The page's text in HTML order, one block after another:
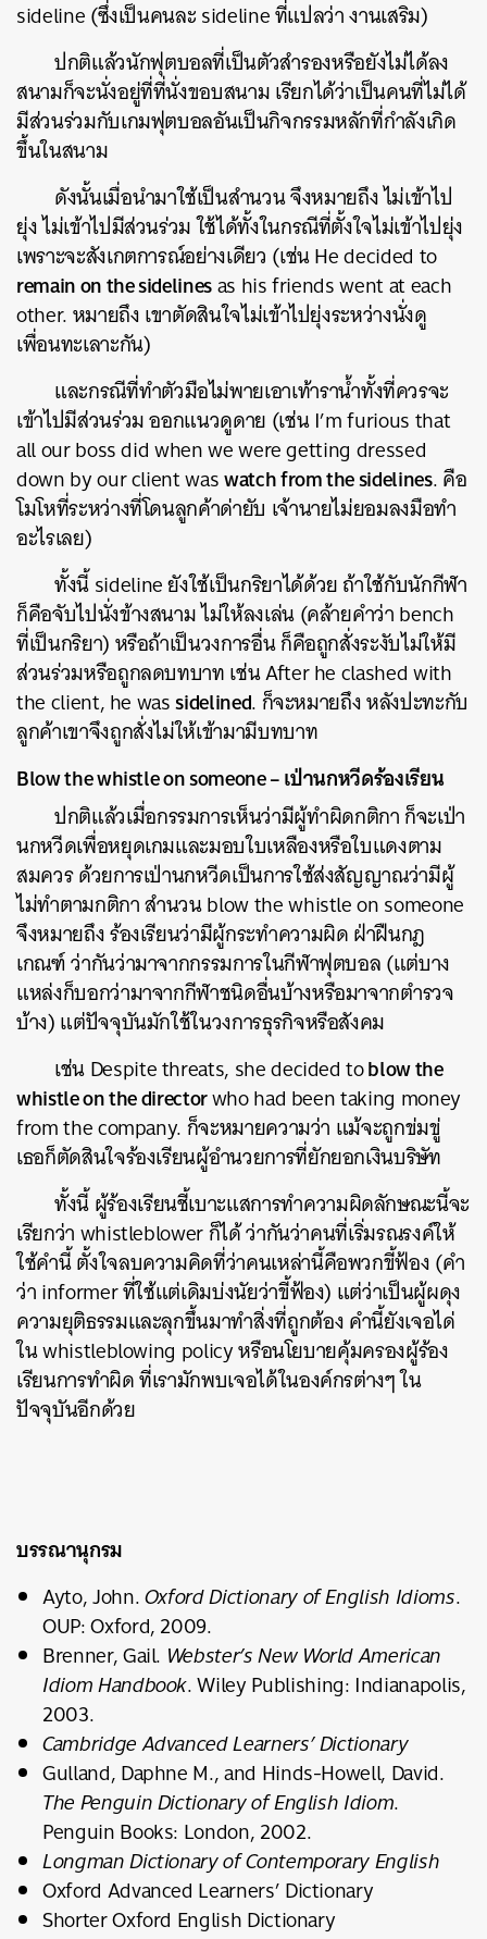
sideline (ซึ่งเป็นคนละ sideline ที่แปลว่า งานเสริม)
ปกติแล้วนักฟุตบอลที่เป็นตัวสำรองหรือยังไม่ได้ลง
สนามก็จะนั่งอยู่ที่ที่นั่งขอบสนาม เรียกได้ว่าเป็นคนที่ไม่ได้
มีส่วนร่วมกับเกมฟุตบอลอันเป็นกิจกรรมหลักที่กำลังเกิด
ขึ้นในสนาม
ดังนั้นเมื่อนำมาใช้เป็นสำนวน จึงหมายถึง ไม่เข้าไป
ยุ่ง ไม่เข้าไปมีส่วนร่วม ใช้ได้ทั้งในกรณีที่ตั้งใจไม่เข้าไปยุ่ง
เพราะจะสังเกตการณ์อย่างเดียว (เช่น He decided to
remain on the sidelinesas his friends went at each
other. หมายถึง เขาตัดสินใจไม่เข้าไปยุ่งระหว่างนั่งดู
เพื่อนทะเลาะกัน)
และกรณีที่ทำตัวมือไม่พายเอาเท้าราน้ำทั้งที่ควรจะ
เข้าไปมีส่วนร่วม ออกแนวดูดาย (เช่น I’m furious that
all our boss did when we were getting dressed
down by our client waswatch from the sidelines. คือ
โมโหที่ระหว่างที่โดนลูกค้าด่ายับ เจ้านายไม่ยอมลงมือทำ
อะไรเลย)
ทั้งนี้ sideline ยังใช้เป็นกริยาได้ด้วย ถ้าใช้กับนักกีฬา
ก็คือจับไปนั่งข้างสนาม ไม่ให้ลงเล่น (คล้ายคำว่า bench
ที่เป็นกริยา) หรือถ้าเป็นวงการอื่น ก็คือถูกสั่งระงับไม่ให้มี
ส่วนร่วมหรือถูกลดบทบาท เช่น After he clashed with
the client, he wassidelined. ก็จะหมายถึง หลังปะทะกับ
ลูกค้าเขาจึงถูกสั่งไม่ให้เข้ามามีบทบาท
Blow the whistle on someone – เป่านกหวีดร้องเรียน
ปกติแล้วเมื่อกรรมการเห็นว่ามีผู้ทำผิดกติกา ก็จะเป่า
นกหวีดเพื่อหยุดเกมและมอบใบเหลืองหรือใบแดงตาม
สมควร ด้วยการเป่านกหวีดเป็นการใช้ส่งสัญญาณว่ามีผู้
ไม่ทำตามกติกา สำนวน blow the whistle on someone
จึงหมายถึง ร้องเรียนว่ามีผู้กระทำความผิด ฝ่าฝืนกฎ
เกณฑ์ ว่ากันว่ามาจากกรรมการในกีฬาฟุตบอล (แต่บาง
แหล่งก็บอกว่ามาจากกีฬาชนิดอื่นบ้างหรือมาจากตำรวจ
บ้าง) แต่ปัจจุบันมักใช้ในวงการธุรกิจหรือสังคม
เช่น Despite threats, she decided toblow the
whistle on the directorwho had been taking money
from the company. ก็จะหมายความว่า แม้จะถูกข่มขู่
เธอก็ตัดสินใจร้องเรียนผู้อำนวยการที่ยักยอกเงินบริษัท
ทั้งนี้ ผู้ร้องเรียนชี้เบาะแสการทำความผิดลักษณะนี้จะ
เรียกว่า whistleblower ก็ได้ ว่ากันว่าคนที่เริ่มรณรงค์ให้
ใช้คำนี้ ตั้งใจลบความคิดที่ว่าคนเหล่านี้คือพวกขี้ฟ้อง (คำ
ว่า informer ที่ใช้แต่เดิมบ่งนัยว่าขี้ฟ้อง) แต่ว่าเป็นผู้ผดุง
ความยุติธรรมและลุกขึ้นมาทำสิ่งที่ถูกต้อง คำนี้ยังเจอได่
ใน whistleblowing policy หรือนโยบายคุ้มครองผู้ร้อง
เรียนการทำผิด ที่เรามักพบเจอได้ในองค์กรต่างๆ ใน
ปัจจุบันอีกด้วย
บรรณานุกรม
Ayto, John.Oxford Dictionary of English Idioms.
OUP: Oxford, 2009.
Brenner, Gail. Webster’s New World American
Idiom Handbook. Wiley Publishing: Indianapolis,
2003.
Cambridge Advanced Learners’ Dictionary
Gulland, Daphne M., and Hinds-Howell, David.
The Penguin Dictionary of English Idiom.
Penguin Books: London, 2002.
Longman Dictionary of Contemporary English
Oxford Advanced Learners’ Dictionary
Shorter Oxford English Dictionary
SHARE TWEET LINE EMAIL